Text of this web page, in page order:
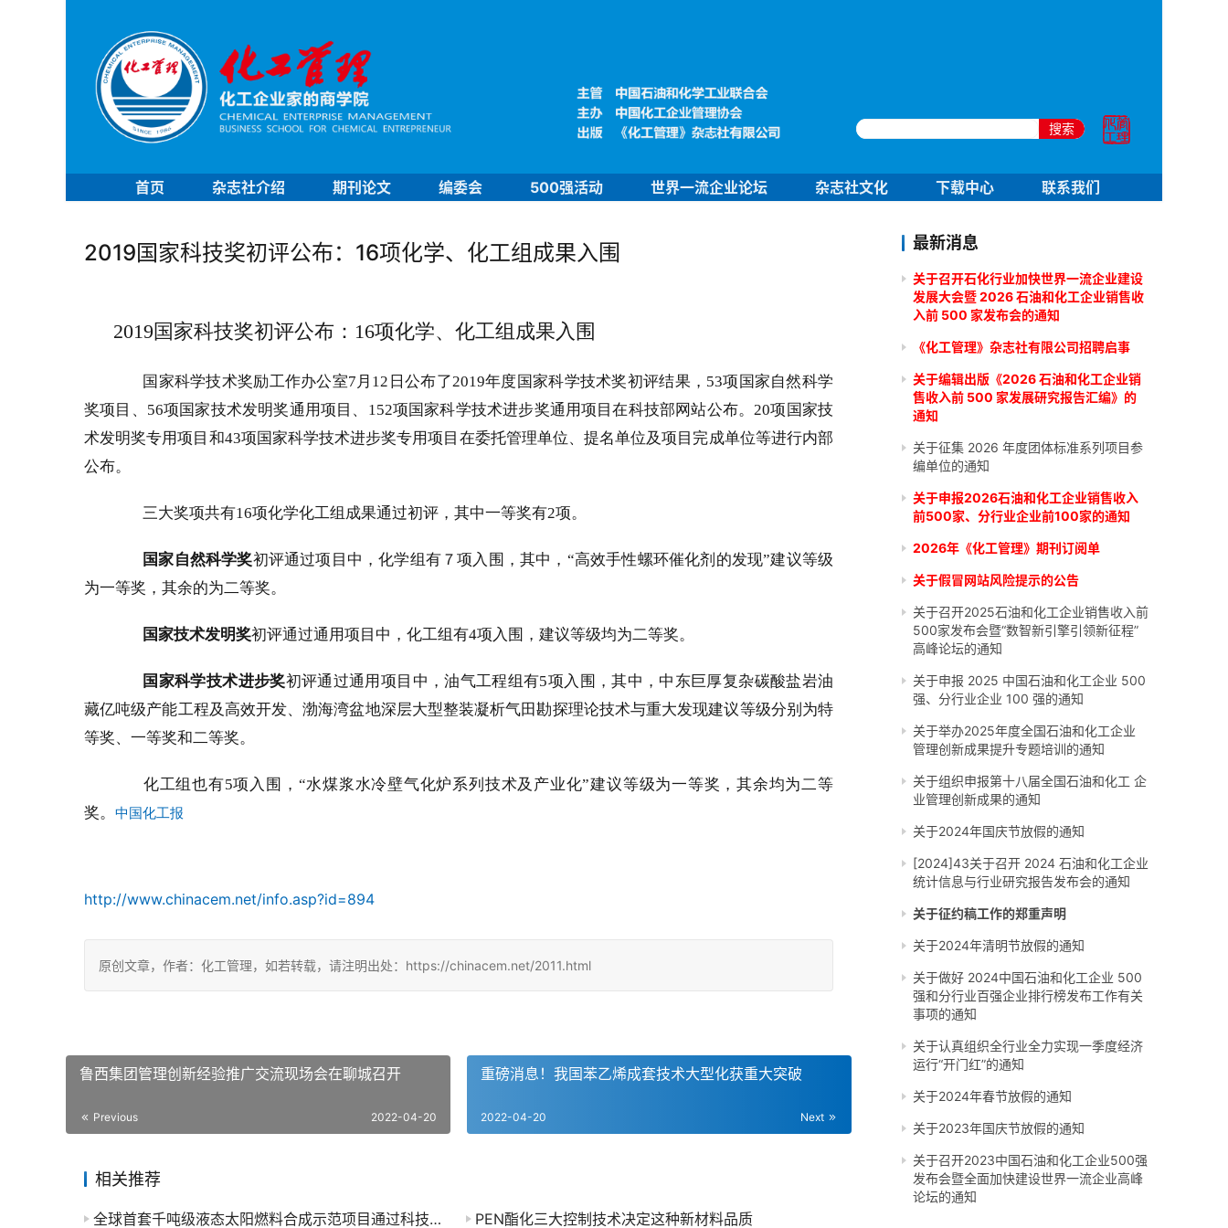
搜索
首页 杂志社介绍 期刊论文 编委会 500强活动 世界一流企业论坛 杂志社文化 下载中心 联系我们
2019国家科技奖初评公布：16项化学、化工组成果入围
2019国家科技奖初评公布： 16项化学、化工组成果入围
国家科学技术奖励工作办公室7 月 12 日公布了2019年度国家科学技术奖初评结果， 53项国家自然科学
奖项目、 56项国家技术发明奖通用项目、 152项国家科学技术进步奖通用项目在科技部网站公布。20项国家技
术发明奖专用项目和43项国家科学技术进步奖专用项目在委托管理单位、提名单位及项目完成单位等进行内部
公布。
三大奖项共有16项化学化工组成果通过初评，其中一等奖有2项。
国家自然科学奖初评通过项目中，化学组有７项入围，其中，“高效手性螺环催化剂的发现”建议等级
为一等奖，其余的为二等奖。
国家技术发明奖初评通过通用项目中，化工组有4项入围，建议等级均为二等奖。
国家科学技术进步奖初评通过通用项目中，油气工程组有5项入围，其中，中东巨厚复杂碳酸盐岩油
藏亿吨级产能工程及高效开发、渤海湾盆地深层大型整装凝析气田勘探理论技术与重大发现建议等级分别为特
等奖、一等奖和二等奖。
化工组也有5项入围，“水煤浆水冷壁气化炉系列技术及产业化”建议等级为一等奖，其余均为二等
奖。 中国化工报
http://www.chinacem.net/info.asp?id=894
原创文章，作者：化工管理，如若转载，请注明出处：https://chinacem.net/2011.html
鲁西集团管理创新经验推广交流现场会在聊城召开
Previous 2022-04-20
重磅消息！我国苯乙烯成套技术大型化获重大突破
Next
2022-04-20
相关推荐
全球首套千吨级液态太阳燃料合成示范项目通过科技成果鉴定！ PEN酯化三大控制技术决定这种新材料品质
最新消息
关于召开石化行业加快世界一流企业建设
发展大会暨 2026 石油和化工企业销售收
入前 500 家发布会的通知
《化工管理》杂志社有限公司招聘启事
关于编辑出版《2026 石油和化工企业销
售收入前 500 家发展研究报告汇编》的
通知
关于征集 2026 年度团体标准系列项目参
编单位的通知
关于申报2026石油和化工企业销售收入
前500家、分行业企业前100家的通知
2026年《化工管理》期刊订阅单
关于假冒网站风险提示的公告
关于召开2025石油和化工企业销售收入前
500家发布会暨“数智新引擎引领新征程”
高峰论坛的通知
关于申报 2025 中国石油和化工企业 500
强、分行业企业 100 强的通知
关于举办2025年度全国石油和化工企业
管理创新成果提升专题培训的通知
关于组织申报第十八届全国石油和化工 企
业管理创新成果的通知
关于2024年国庆节放假的通知
[2024]43关于召开 2024 石油和化工企业
统计信息与行业研究报告发布会的通知
关于征约稿工作的郑重声明
关于2024年清明节放假的通知
关于做好 2024中国石油和化工企业 500
强和分行业百强企业排行榜发布工作有关
事项的通知
关于认真组织全行业全力实现一季度经济
运行“开门红”的通知
关于2024年春节放假的通知
关于2023年国庆节放假的通知
关于召开2023中国石油和化工企业500强
发布会暨全面加快建设世界一流企业高峰
论坛的通知